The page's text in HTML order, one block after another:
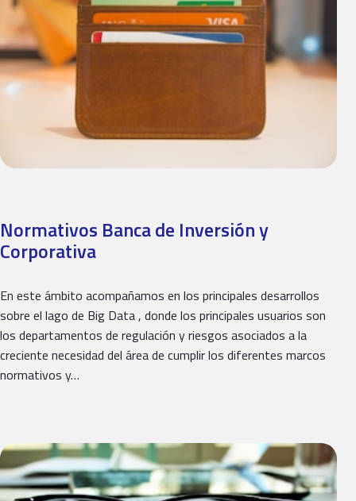
Normativos Banca de Inversión y
Corporativa
En este ámbito acompañamos en los principales desarrollos
sobre el lago de Big Data , donde los principales usuarios son
los departamentos de regulación y riesgos asociados a la
creciente necesidad del área de cumplir los diferentes marcos
normativos y…